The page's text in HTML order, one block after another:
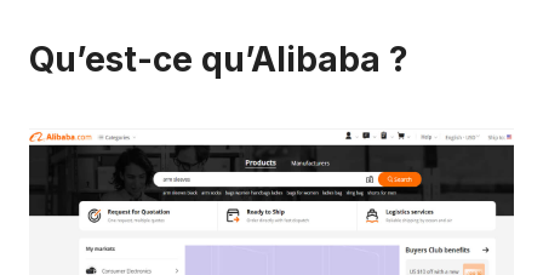
Qu’est-ce qu’Alibaba ?